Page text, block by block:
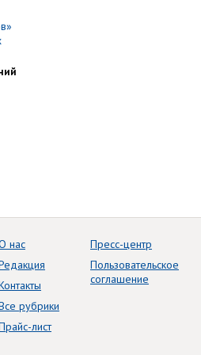
нас
рубрики
лист
Пресс-центр
Пользовательское
соглашение